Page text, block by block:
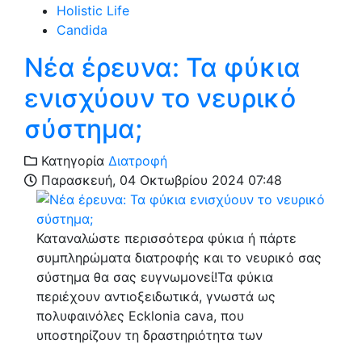
Holistic Life
Candida
Νέα έρευνα: Τα φύκια
ενισχύουν το νευρικό
σύστημα;
Κατηγορία Διατροφή
Παρασκευή, 04 Οκτωβρίου 2024 07:48
Καταναλώστε περισσότερα φύκια ή πάρτε
συμπληρώματα διατροφής και το νευρικό σας
σύστημα θα σας ευγνωμονεί!Τα φύκια
περιέχουν αντιοξειδωτικά, γνωστά ως
πολυφαινόλες Ecklonia cava, που
υποστηρίζουν τη δραστηριότητα των